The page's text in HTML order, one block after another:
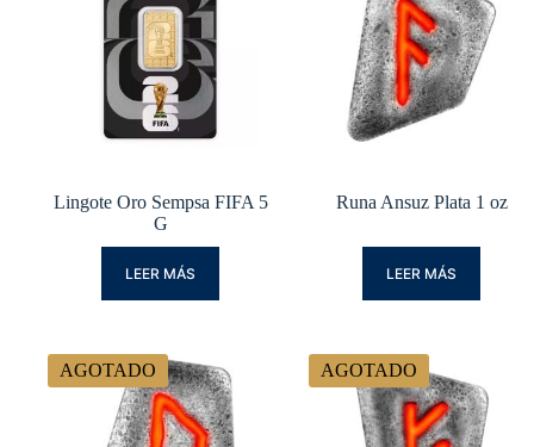
Lingote Oro Sempsa FIFA 5
G
LEER MÁS
Runa Ansuz Plata 1 oz
LEER MÁS
AGOTADO AGOTADO